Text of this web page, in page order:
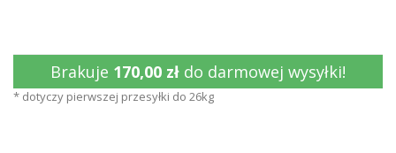
Brakuje 170,00 zł do darmowej wysyłki!
* dotyczy pierwszej przesyłki do 26kg